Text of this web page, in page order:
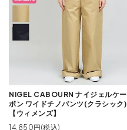
NIGEL CABOURN ナイジェルケー
ボン ワイドチノパンツ(クラシック)
【ウィメンズ】
14,850円(税込)